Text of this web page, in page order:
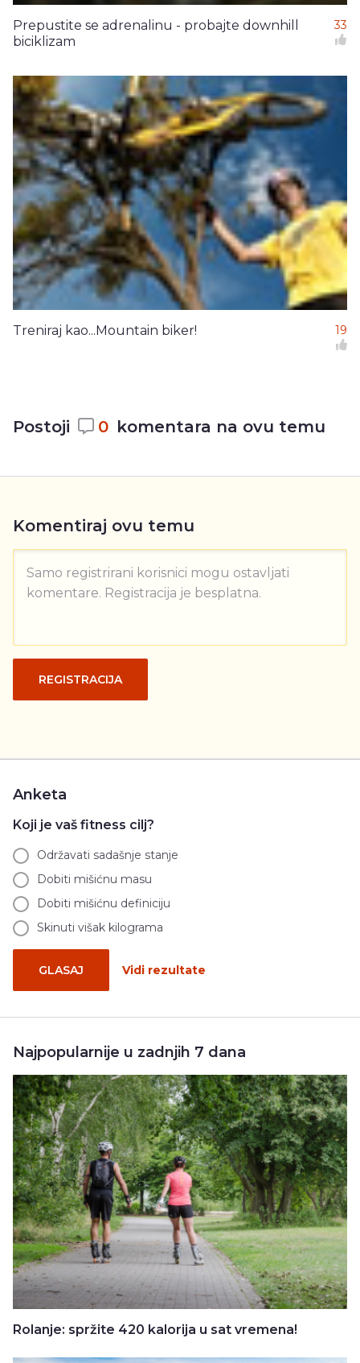
Prepustite se adrenalinu - probajte downhill
biciklizam
33
Treniraj kao...Mountain biker! 19
Postoji 0 komentara na ovu temu
Komentiraj ovu temu
Samo registrirani korisnici mogu ostavljati
komentare. Registracija je besplatna.
REGISTRACIJA
Anketa
Koji je vaš fitness cilj?
Održavati sadašnje stanje
Dobiti mišićnu masu
Dobiti mišićnu definiciju
Skinuti višak kilograma
GLASAJ Vidi rezultate
Najpopularnije u zadnjih 7 dana
Rolanje: spržite 420 kalorija u sat vremena!